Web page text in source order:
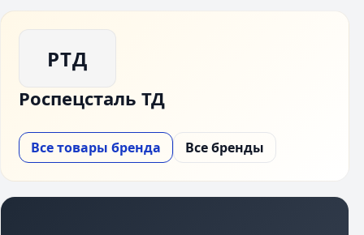
РТД
Роспецсталь ТД
Все товары бренда Все бренды